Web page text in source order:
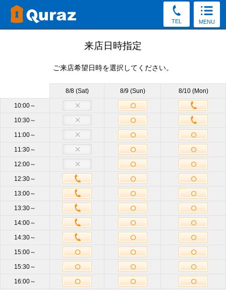
TEL MENU
見学予約
キャンセルOK）
お電話でもご質問・ご来店予約を承っております。
0120-81-3018
受付8:30～19:30（土日祝もOK）
渋谷富ヶ谷店
サイズ 他のサイズも見学OK
来店日時 来店日時選択
須
来店日時指定
ご来店希望日時を選択してください。
8/8 (Sat) 8/9 (Sun) 8/10 (Mon)
10:00～
10:30～
11:00～
11:30～
12:00～
12:30～
13:00～
13:30～
14:00～
14:30～
15:00～
15:30～
16:00～